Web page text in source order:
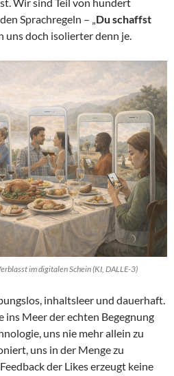
Sprachregeln – „ Du schaffst
uns doch isolierter denn je.
im digitalen Schein (KI, DALLE-3)
inhaltsleer und dauerhaft.
ins Meer der echten Begegnung
uns nie mehr allein zu
uns in der Menge zu
der Likes erzeugt keine